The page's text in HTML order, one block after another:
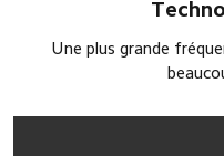
Une plus grande